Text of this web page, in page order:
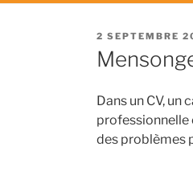
PUBLIÉ
LE
2 SEPTEMBRE
Dans un CV,
professionnelle
des problèmes